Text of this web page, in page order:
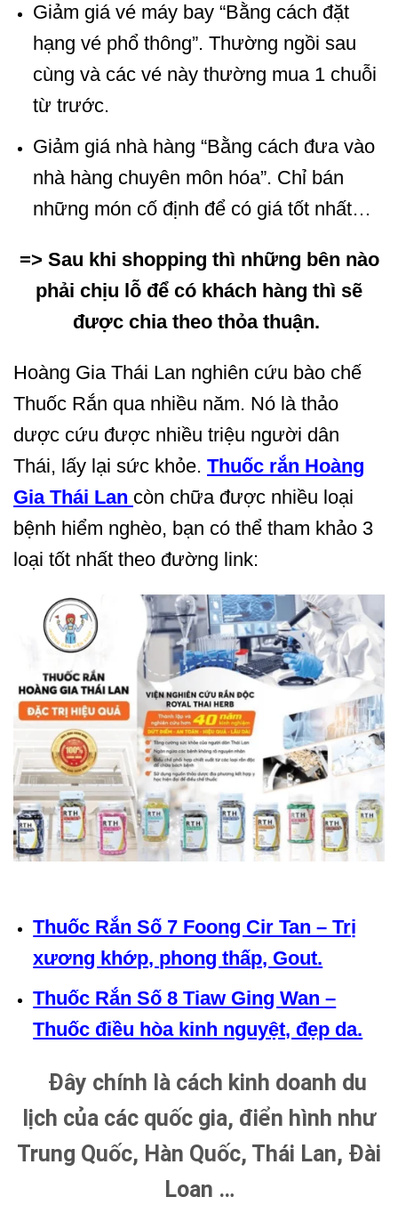
Giảm giá vé máy bay “Bằng cách đặt
hạng vé phổ thông”. Thường ngồi sau
cùng và các vé này thường mua 1 chuỗi
từ trước.
Giảm giá nhà hàng “Bằng cách đưa vào
nhà hàng chuyên môn hóa”. Chỉ bán
những món cố định để có giá tốt nhất…
=> Sau khi shopping thì những bên nào
phải chịu lỗ để có khách hàng thì sẽ
được chia theo thỏa thuận.
Hoàng Gia Thái Lan nghiên cứu bào chế
Thuốc Rắn qua nhiều năm. Nó là thảo
dược cứu được nhiều triệu người dân
Thái, lấy lại sức khỏe. Thuốc rắn Hoàng
Gia Thái Lan còn chữa được nhiều loại
bệnh hiểm nghèo, bạn có thể tham khảo 3
loại tốt nhất theo đường link:
Thuốc Rắn Số 7 Foong Cir Tan – Trị
xương khớp, phong thấp, Gout.
Thuốc Rắn Số 8 Tiaw Ging Wan –
Thuốc điều hòa kinh nguyệt, đẹp da.
Đây chính là cách kinh doanh du
lịch của các quốc gia, điển hình như
Trung Quốc, Hàn Quốc, Thái Lan, Đài
Loan …